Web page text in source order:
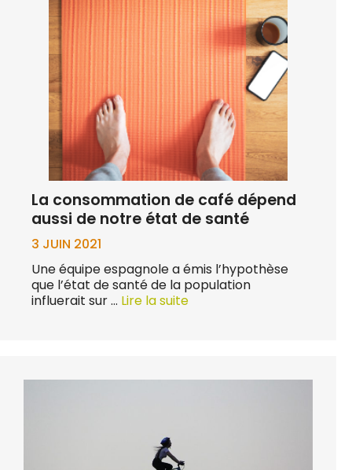
La consommation de café dépend
aussi de notre état de santé
3 JUIN 2021
Une équipe espagnole a émis l’hypothèse
que l’état de santé de la population
influerait sur … Lire la suite